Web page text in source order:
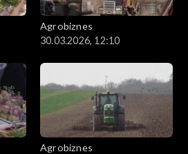
Agrobiznes
30.03.2026, 12:10
Agrobiznes